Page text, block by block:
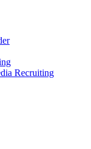
Recruiting